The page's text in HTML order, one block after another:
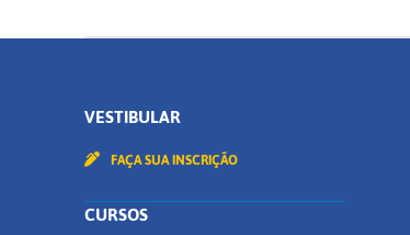
VESTIBULAR
FAÇA SUA INSCRIÇÃO
CURSOS